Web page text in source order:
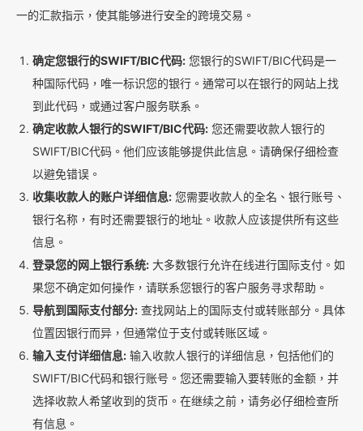
一的汇款指示，使其能够进行安全的跨境交易。
确定您银行的SWIFT/BIC代码: 您银行的SWIFT/BIC代码是一
种国际代码，唯一标识您的银行。通常可以在银行的网站上找
到此代码，或通过客户服务联系。
确定收款人银行的SWIFT/BIC代码: 您还需要收款人银行的
SWIFT/BIC代码。他们应该能够提供此信息。请确保仔细检查
以避免错误。
收集收款人的账户详细信息: 您需要收款人的全名、银行账号、
银行名称，有时还需要银行的地址。收款人应该提供所有这些
信息。
登录您的网上银行系统: 大多数银行允许在线进行国际支付。如
果您不确定如何操作，请联系您银行的客户服务寻求帮助。
导航到国际支付部分: 查找网站上的国际支付或转账部分。具体
位置因银行而异，但通常位于支付或转账区域。
输入支付详细信息: 输入收款人银行的详细信息，包括他们的
SWIFT/BIC代码和银行账号。您还需要输入要转账的金额，并
选择收款人希望收到的货币。在继续之前，请务必仔细检查所
有信息。